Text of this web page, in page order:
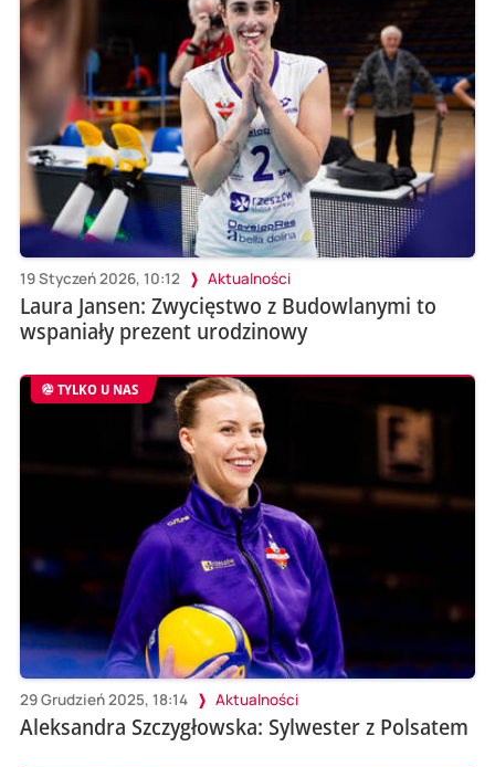
19 Styczeń 2026, 10:12 Aktualności
Laura Jansen: Zwycięstwo z Budowlanymi to
wspaniały prezent urodzinowy
TYLKO U NAS
29 Grudzień 2025, 18:14 Aktualności
Aleksandra Szczygłowska: Sylwester z Polsatem